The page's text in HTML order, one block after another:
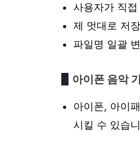
사용자가 직
제 멋대로 저
파일명 일괄
아이폰 음악
아이폰, 아이
시킬 수 있습